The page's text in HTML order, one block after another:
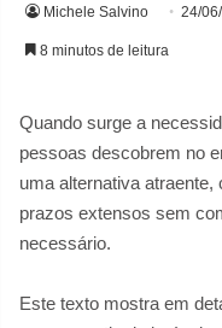
Michele Salvino 24/
8 minutos de leitura
Quando surge a
pessoas descobrem no
uma alternativa
prazos extensos sem
necessário.
Este texto mostra em